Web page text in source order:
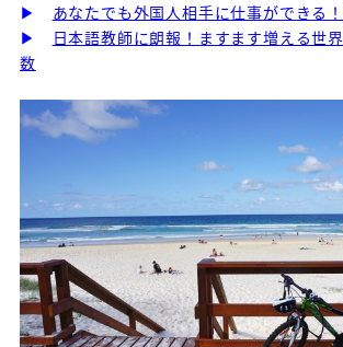
▶
あなたでも外国人相手に仕事ができる
▶
日本語教師に朗報！ますます増える世
数